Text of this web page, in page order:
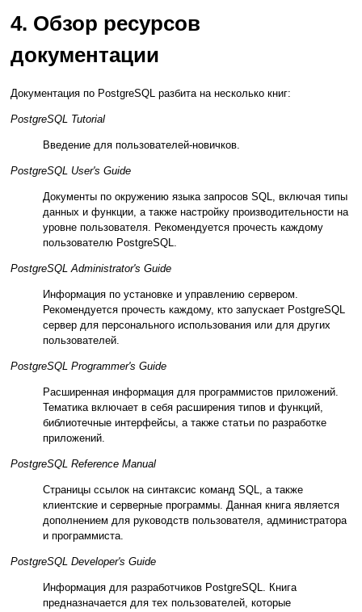
4. Обзор ресурсов
документации
Документация по PostgreSQL разбита на несколько книг:
PostgreSQL Tutorial
Введение для пользователей-новичков.
PostgreSQL User's Guide
Документы по окружению языка запросов SQL, включая типы
данных и функции, а также настройку производительности на
уровне пользователя. Рекомендуется прочесть каждому
пользователю PostgreSQL.
PostgreSQL Administrator's Guide
Информация по установке и управлению сервером.
Рекомендуется прочесть каждому, кто запускает PostgreSQL
сервер для персонального использования или для других
пользователей.
PostgreSQL Programmer's Guide
Расширенная информация для программистов приложений.
Тематика включает в себя расширения типов и функций,
библиотечные интерфейсы, а также статьи по разработке
приложений.
PostgreSQL Reference Manual
Страницы ссылок на синтаксис команд SQL, а также
клиентские и серверные программы. Данная книга является
дополнением для руководств пользователя, администратора
и программиста.
PostgreSQL Developer's Guide
Информация для разработчиков PostgreSQL
. Книга
предназначается для тех пользователей, которые